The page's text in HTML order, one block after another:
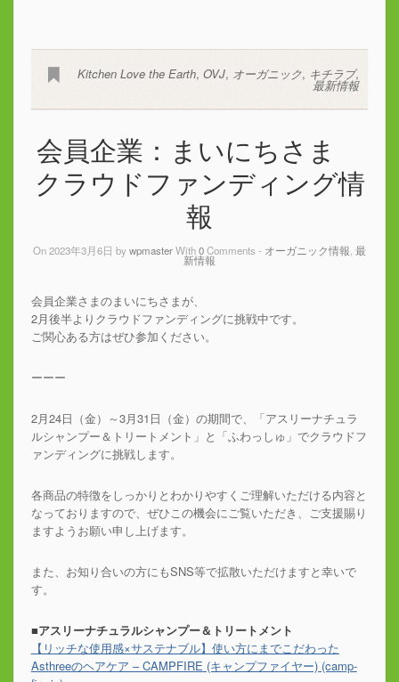
Kitchen Love the Earth,OVJ, オーガニック, キチラブ,
最新情報
会員企業：まいにちさま
クラウドファンディング情
報
On 2023年3月6日 bywpmasterWith0Comments - オーガニック情報 最
新情報
会員企業さまのまいにちさまが、
2月後半よりクラウドファンディングに挑戦中です。
ご関心ある方はぜひ参加ください。
ーーー
2月24日（金）～3月31日（金）の期間で、「アスリーナチュラ
ルシャンプー＆トリートメント」と「ふわっしゅ」でクラウドフ
ァンディングに挑戦します。
各商品の特徴をしっかりとわかりやすくご理解いただける内容と
なっておりますので、ぜひこの機会にご覧いただき、ご支援賜り
ますようお願い申し上げます。
また、お知り合いの方にもSNS等で拡散いただけますと幸いで
す。
■アスリーナチュラルシャンプー＆トリートメント
【リッチな使用感×サステナブル】使い方にまでこだわった
Asthreeのヘアケア – CAMPFIRE (キャンプファイヤー) (camp-